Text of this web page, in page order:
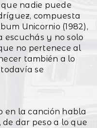
que nadie puede
compuesta
Unicornio (1982),
escuchás y no solo
no pertenece al
también a lo
se
en la canción habla
de dar peso a lo que